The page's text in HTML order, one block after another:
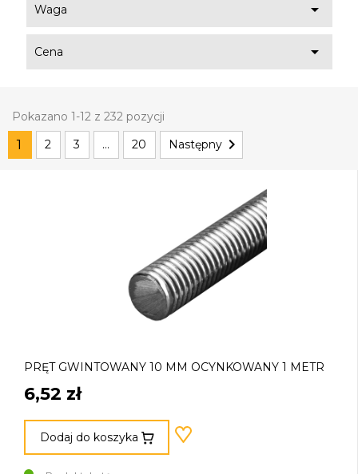
Waga 
Cena 
Pokazano 1-12 z 232 pozycji
1 2 3 … 20 Następny 
PRĘT GWINTOWANY 10 MM OCYNKOWANY 1 METR
6,52 zł
Dodaj do koszyka